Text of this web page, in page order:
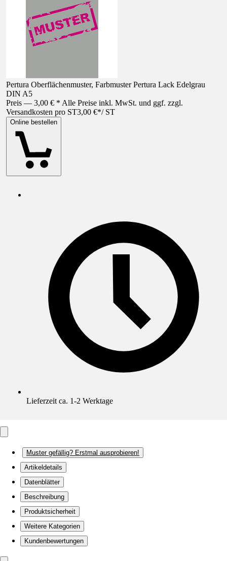
Pertura Oberflächenmuster, Farbmuster Pertura Lack Edelgrau
DIN A5
Preis — 3,00 € * Alle Preise inkl. MwSt. und ggf. zzgl.
Versandkosten pro ST3,00 €*/ ST
Online bestellen
Lieferzeit ca. 1-2 Werktage
Muster gefällig? Erstmal ausprobieren!
Artikeldetails
Datenblätter
Beschreibung
Produktsicherheit
Weitere Kategorien
Kundenbewertungen